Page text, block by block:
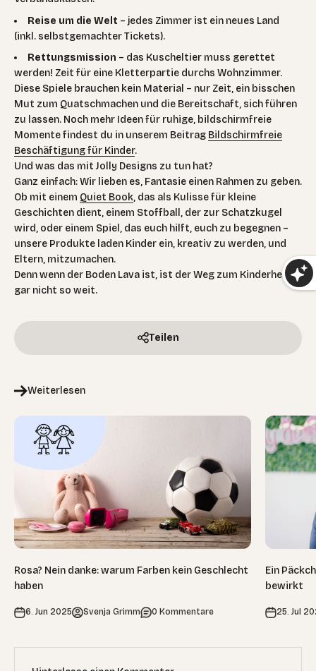
Reise um die Welt – jedes Zimmer ist ein neues Land
(inkl. selbstgemachter Tickets).
Rettungsmission – das Kuscheltier muss gerettet
werden! Zeit für eine Kletterpartie durchs Wohnzimmer.
Diese Spiele brauchen kein Material – nur Zeit, ein bisschen
Mut zum Quatschmachen und die Bereitschaft, sich führen
zu lassen. Noch mehr Ideen für ruhige, bildschirmfreie
Momente findest du in unserem Beitrag Bildschirmfreie
Beschäftigung für Kinder.
Und was das mit Jolly Designs zu tun hat?
Ganz einfach: Wir lieben es, Fantasie einen Rahmen zu geben.
Ob mit einem Quiet Book, das als Kulisse für kleine
Geschichten dient, einem Stoffball, der zur Schatzkugel
wird, oder einem Spiel, das euch hilft, euch zu begegnen –
unsere Produkte laden Kinder ein, kreativ zu werden, und
Eltern, mitzumachen.
Denn wenn der Boden Lava ist, ist der Weg zum Kinderherz
gar nicht so weit.
Teilen
Weiterlesen
Rosa? Nein danke: warum Farben kein Geschlecht
haben
6. Jun 2025 Svenja Grimm 0 Kommentare
Ein
bewirkt
25. Jul